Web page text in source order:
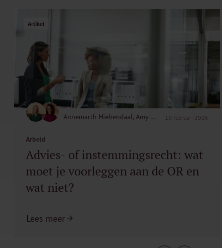
Artikel
Annemarth Hiebendaal, Amy Muller 10 februari 2026
Arbeid
Advies- of instemmingsrecht: wat
moet je voorleggen aan de OR en
wat niet?
Lees meer